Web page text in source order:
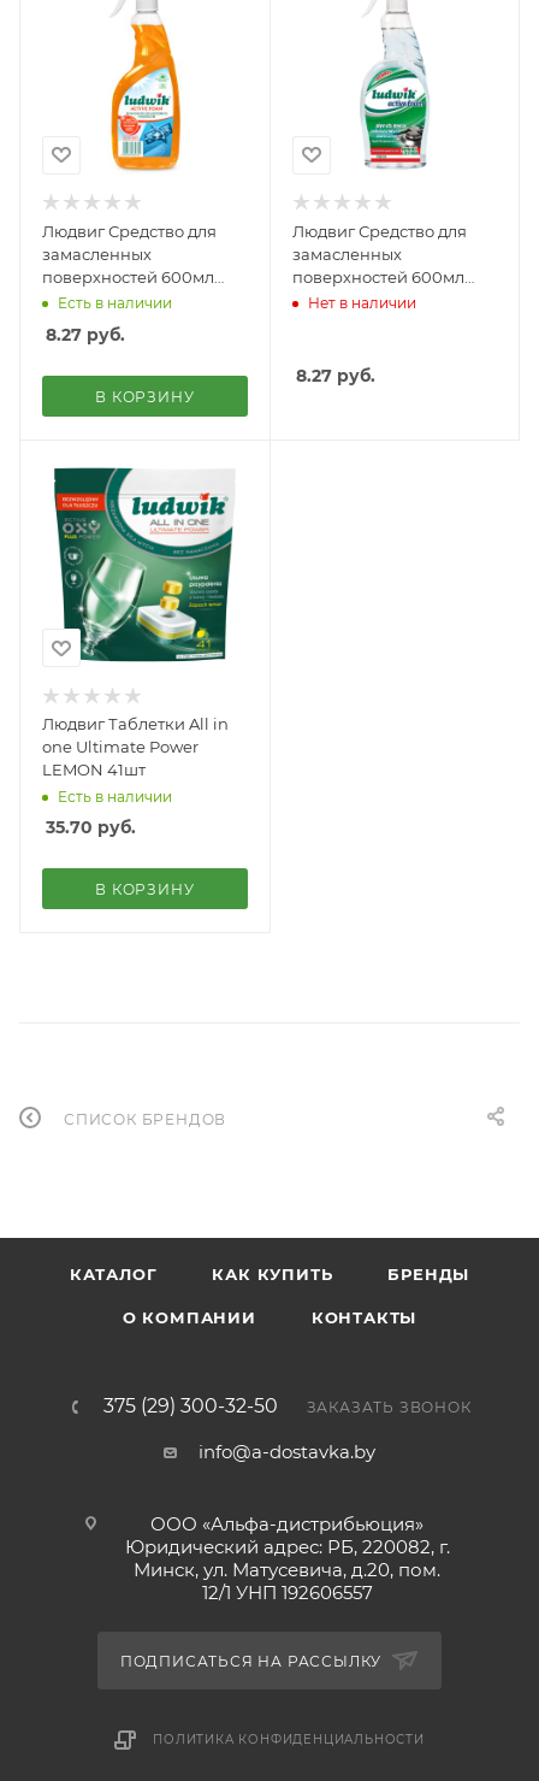
Людвиг Средство для
замасленных
поверхностей 600мл
Актив Фом Экзотик
Есть в наличии
8.27 руб.
В КОРЗИНУ
Людвиг Средство для
замасленных
поверхностей 600мл
Актив Фом Фреш
Нет в наличии
8.27руб.
Людвиг Таблетки All in
one Ultimate Power
LEMON 41шт
Есть в наличии
35.70 руб.
В КОРЗИНУ
СПИСОК БРЕНДОВ
КАТАЛОГ КАК КУПИТЬ БРЕНДЫ
О КОМПАНИИ КОНТАКТЫ
375 (29) 300-32-50 ЗАКАЗАТЬ ЗВОНОК
info@a-dostavka.by
ООО «Альфа-дистрибьюция»
Юридический адрес: РБ, 220082, г.
Минск, ул. Матусевича, д.20, пом.
12/1 УНП 192606557
ПОДПИСАТЬСЯ НА РАССЫЛКУ
ПОЛИТИКА КОНФИДЕНЦИАЛЬНОСТИ